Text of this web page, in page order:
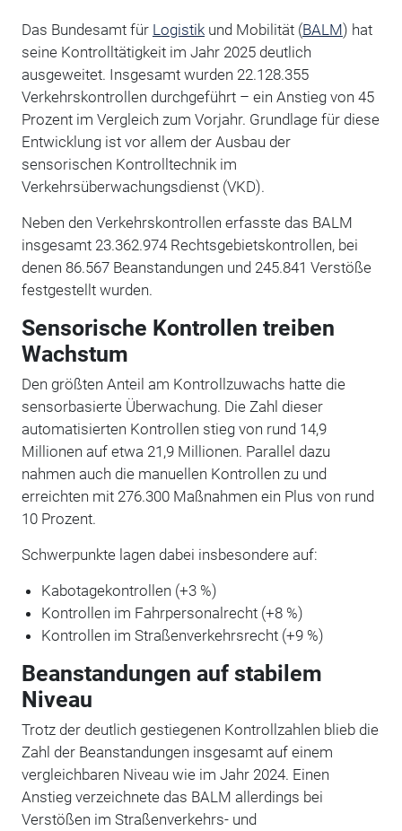
Das Bundesamt für Logistikund Mobilität (BALM) hat
seine Kontrolltätigkeit im Jahr 2025 deutlich
ausgeweitet. Insgesamt wurden 22.128.355
Verkehrskontrollen durchgeführt – ein Anstieg von 45
Prozent im Vergleich zum Vorjahr. Grundlage für diese
Entwicklung ist vor allem der Ausbau der
sensorischen Kontrolltechnik im
Verkehrsüberwachungsdienst (VKD).
Neben den Verkehrskontrollen erfasste das BALM
insgesamt 23.362.974 Rechtsgebietskontrollen, bei
denen 86.567 Beanstandungen und 245.841 Verstöße
festgestellt wurden.
Sensorische Kontrollen treiben
Wachstum
Den größten Anteil am Kontrollzuwachs hatte die
sensorbasierte Überwachung. Die Zahl dieser
automatisierten Kontrollen stieg von rund 14,9
Millionen auf etwa 21,9 Millionen. Parallel dazu
nahmen auch die manuellen Kontrollen zu und
erreichten mit 276.300 Maßnahmen ein Plus von rund
10 Prozent.
Schwerpunkte lagen dabei insbesondere auf:
Kabotagekontrollen (+3 %)
Kontrollen im Fahrpersonalrecht (+8 %)
Kontrollen im Straßenverkehrsrecht (+9 %)
Beanstandungen auf stabilem
Niveau
Trotz der deutlich gestiegenen Kontrollzahlen blieb die
Zahl der Beanstandungen insgesamt auf einem
vergleichbaren Niveau wie im Jahr 2024. Einen
Anstieg verzeichnete das BALM allerdings bei
Verstößen im Straßenverkehrs- und